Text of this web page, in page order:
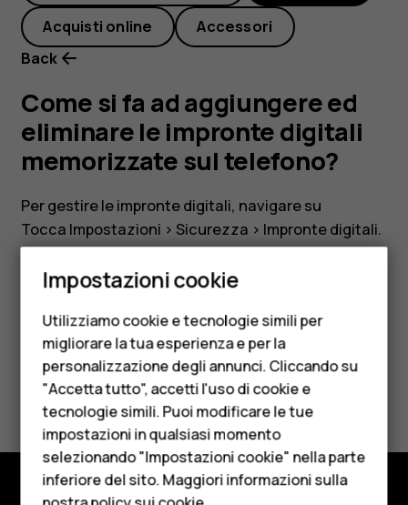
eliminare
le
impronte
digitali
memorizzate
sul
telefono?
Smartphone
Cellulari
Telefoni per anziani
Accessori
HMD Terra M
Per le imprese
Tablet
Acquisti online
Accessori
Back
Come si fa ad aggiungere ed
eliminare le impronte digitali
memorizzate sul telefono?
Per gestire le impronte digitali, navigare su
Tocca Impostazioni > Sicurezza > Impronte digitali.
Ti è stato d'aiuto?
Sì No
Impostazioni cookie
Utilizziamo cookie e tecnologie simili per
migliorare la tua esperienza e per la
personalizzazione degli annunci. Cliccando su
"Accetta tutto", accetti l'uso di cookie e
tecnologie simili. Puoi modificare le tue
impostazioni in qualsiasi momento
selezionando "Impostazioni cookie" nella parte
inferiore del sito. Maggiori informazioni sulla